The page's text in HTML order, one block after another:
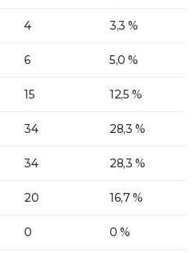
4 3,3 %
6 5,0 %
15 12,5 %
34 28,3 %
34 28,3 %
20 16,7 %
0 0 %